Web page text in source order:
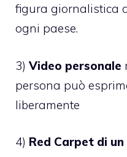
figura giornalistica
ogni paese.
3)Video personale
persona può
liberamente
4) Red Carpet di